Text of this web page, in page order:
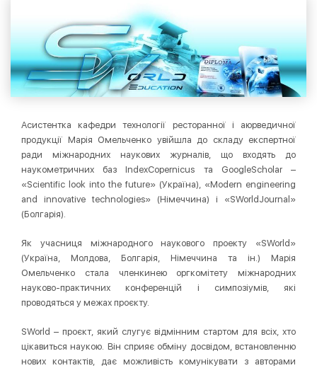
Асистентка кафедри технології ресторанної і аюрведичної
продукції Марія Омельченко увійшла до складу експертної
ради міжнародних наукових журналів, що входять до
наукометричних баз IndexCopernicus та GoogleScholar –
«Scientific look into the future» (Україна), «Modern engineering
and innovative technologies» (Німеччина) і «SWorldJournal»
(Болгарія).
Як учасниця міжнародного наукового проекту «SWorld»
(Україна, Молдова, Болгарія, Німеччина та ін.) Марія
Омельченко стала членкинею оргкомітету міжнародних
науково-практичних конференцій і симпозіумів, які
проводяться у межах проєкту.
SWorld – проєкт, який слугує відмінним стартом для всіх, хто
цікавиться наукою. Він сприяє обміну досвідом, встановленню
нових контактів, дає можливість комунікувати з авторами